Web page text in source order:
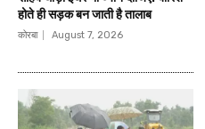
होते ही सड़क बन जाती है तालाब
कोरबा August 7, 2026